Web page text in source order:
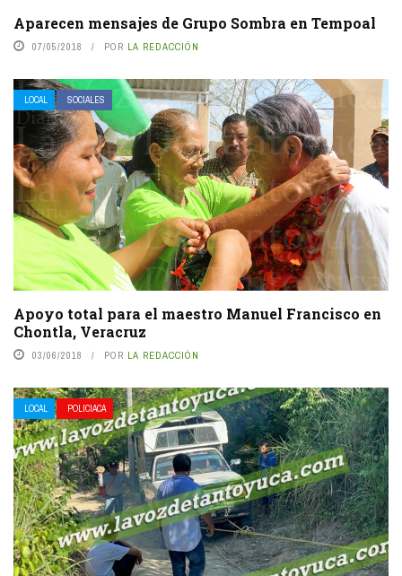
Aparecen mensajes de Grupo Sombra en Tempoal
07/05/2018 POR LA REDACCIÓN
LOCAL SOCIALES
Apoyo total para el maestro Manuel Francisco en
Chontla, Veracruz
03/06/2018 POR LA REDACCIÓN
LOCAL POLICIACA